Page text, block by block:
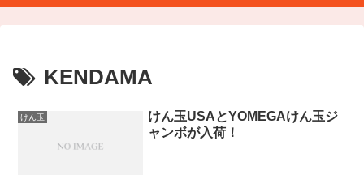
KENDAMA
けん玉
けん玉USAとYOMEGAけん玉ジ
ャンボが入荷！